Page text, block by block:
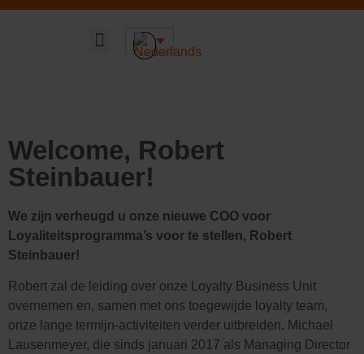
Welcome, Robert
Steinbauer!
We zijn verheugd u onze nieuwe COO voor
Loyaliteitsprogramma’s voor te stellen, Robert
Steinbauer!
Robert zal de leiding over onze Loyalty Business Unit
overnemen en, samen met ons toegewijde loyalty team,
onze lange termijn-activiteiten verder uitbreiden. Michael
Lausenmeyer, die sinds januari 2017 als Managing Director